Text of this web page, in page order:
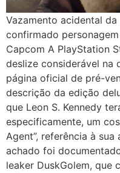
Vazamento acidental
confirmado
Capcom A PlayStation
deslize considerável na
página oficial de pré-
descrição da edição
que Leon S. Kennedy
especificamente, um
Agent”, referência à
achado foi
leaker DuskGolem, que